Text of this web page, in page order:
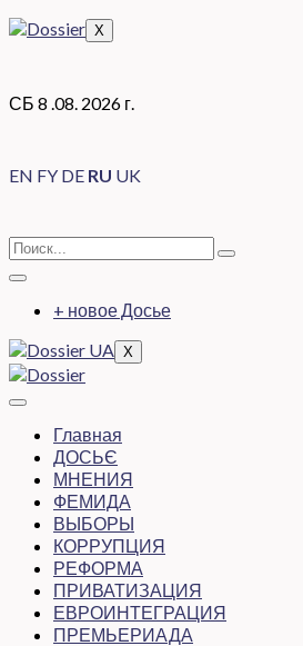
X
СБ 8 .08. 2026 г.
EN FY DE RU UK
+ новое Досье
X
Главная
ДОСЬЄ
МНЕНИЯ
ФЕМИДА
ВЫБОРЫ
КОРРУПЦИЯ
РЕФОРМА
ПРИВАТИЗАЦИЯ
ЕВРОИНТЕГРАЦИЯ
ПРЕМЬЕРИАДА